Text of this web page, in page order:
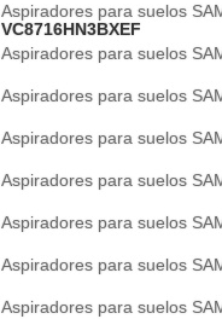
Aspiradores para suelos
VC8716HN3BXEF
Aspiradores para suelos
Aspiradores para suelos
Aspiradores para suelos
Aspiradores para suelos
Aspiradores para suelos
Aspiradores para suelos
Aspiradores para suelos